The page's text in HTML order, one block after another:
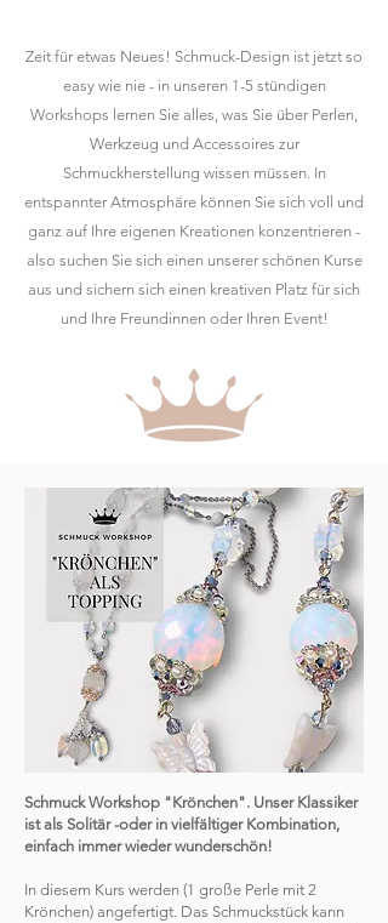
Zeit für etwas Neues! Schmuck-Design ist jetzt so
easy wie nie - in unseren 1-5 stündigen
Workshops lernen Sie alles, was Sie über Perlen,
Werkzeug und Accessoires zur
Schmuckherstellung wissen müssen. In
entspannter Atmosphäre können Sie sich voll und
ganz auf Ihre eigenen Kreationen konzentrieren -
also suchen Sie sich einen unserer schönen Kurse
aus und sichern sich einen kreativen Platz für sich
und Ihre Freundinnen oder Ihren Event!
Schmuck Workshop "Krönchen". Unser Klassiker
ist als Solitär -oder in vielfältiger Kombination,
einfach immer wieder wunderschön!
In diesem Kurs werden (1 große Perle mit 2
Krönchen) angefertigt. Das Schmuckstück kann